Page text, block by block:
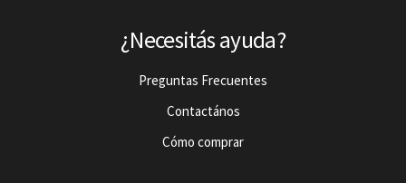
¿Necesitás ayuda?
Preguntas Frecuentes
Contactános
Cómo comprar